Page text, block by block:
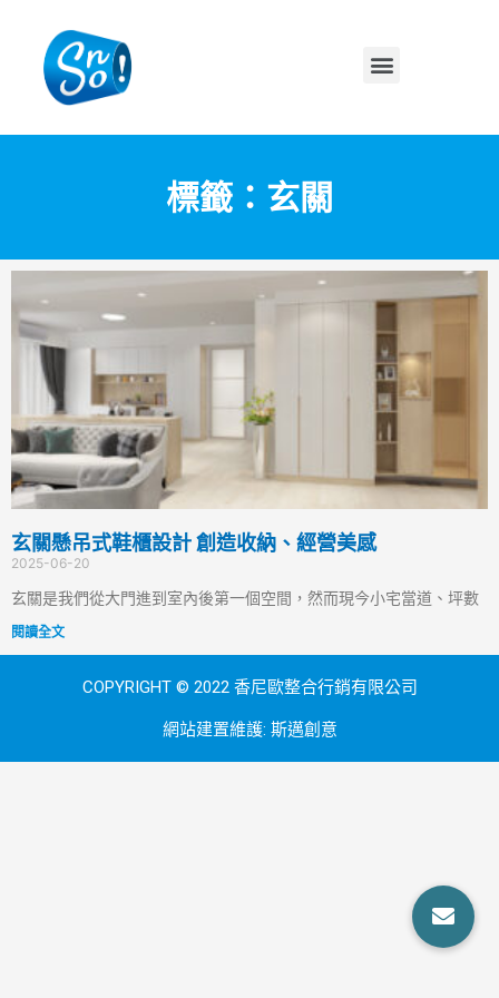
標籤：玄關
玄關懸吊式鞋櫃設計 創造收納、經營美感
2025-06-20
玄關是我們從大門進到室內後第一個空間，然而現今小宅當道、坪數
閱讀全文
COPYRIGHT © 2022 香尼歐整合行銷有限公司
網站建置維護: 斯邁創意